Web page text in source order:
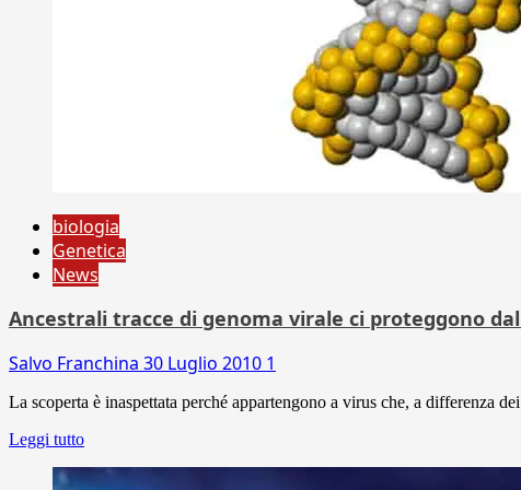
biologia
Genetica
News
Ancestrali tracce di genoma virale ci proteggono
Salvo Franchina 30 Luglio 2010 1
La scoperta è inaspettata perché appartengono a virus che, a differenza
Leggi tutto